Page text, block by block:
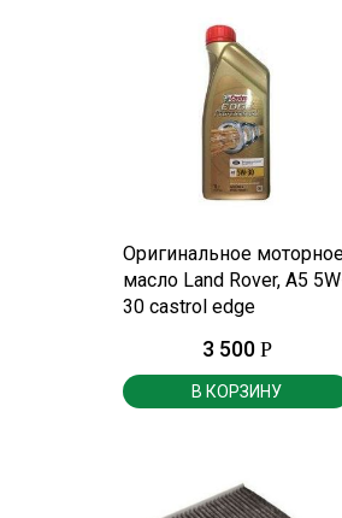
ПОДРОБНЕЕ
Оригинальное
масло Land Rover, A5
30 castrol edge
3 500 Р
В КОРЗИНУ